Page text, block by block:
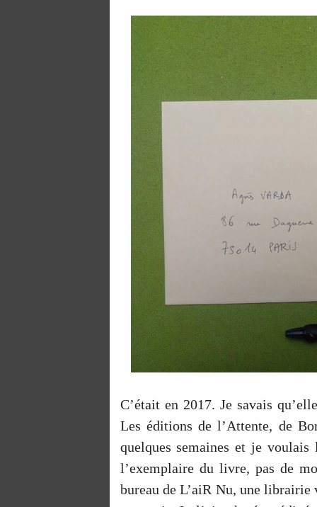
C’était en 2017. Je savais
Les éditions de l’Attente, de
quelques semaines et je
l’exemplaire du livre, pas de
bureau de L’aiR Nu, une